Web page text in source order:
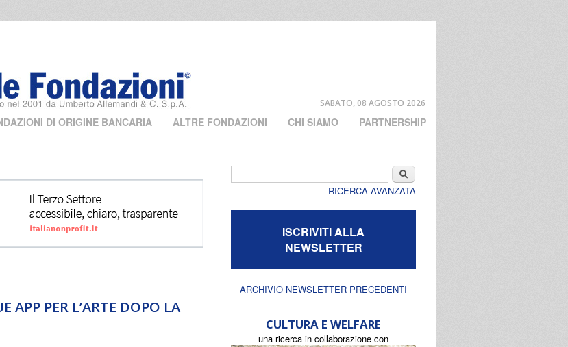
SABATO, 08 AGOSTO 2026
DI ORIGINE BANCARIA ALTRE FONDAZIONI CHI SIAMO PARTNERSHIP
APP PER L’ARTE DOPO LA
Cerca
RICERCA AVANZATA
ISCRIVITI ALLA
NEWSLETTER
ARCHIVIO NEWSLETTER PRECEDENTI
CULTURA E WELFARE
una ricerca in collaborazione con